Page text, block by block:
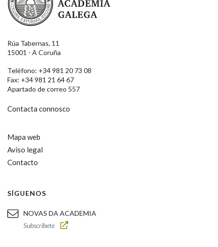
Rúa Tabernas, 11
15001 - A Coruña
Teléfono: +34 981 20 73 08
Fax: +34 981 21 64 67
Apartado de correo 557
Contacta connosco
Mapa web
Aviso legal
Contacto
SÍGUENOS
NOVAS DA ACADEMIA
Subscríbete